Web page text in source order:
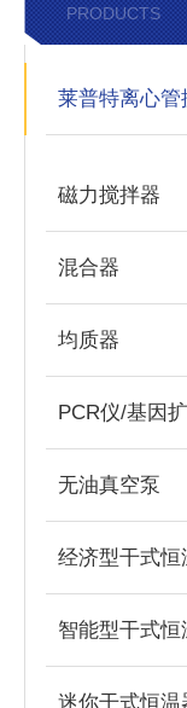
PRODUCTS
莱普特离心管
磁力搅拌器
混合器
均质器
PCR仪/基因
无油真空泵
经济型干式恒
智能型干式恒
迷你干式恒温